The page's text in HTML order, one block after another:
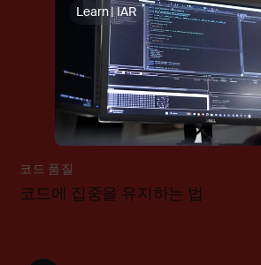
Learn | IAR
코드 품질
코드에 집중을 유지하는 법